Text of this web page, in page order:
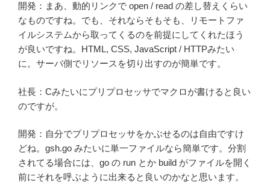
開発：まあ、動的リンクで open / read の差し替えくらい
なものですね。でも、それならそもそも、リモートファ
イルシステムから取ってくるのを前提にしてくれたほう
が良いですね。HTML, CSS, JavaScript / HTTPみたい
に。サーバ側でリソースを切り出すのが簡単です。
社長：Cみたいにプリプロセッサでマクロが書けると良い
のですが。
開発：自分でプリプロセッサをかぶせるのは自由ですけ
どね。gsh.go みたいに単一ファイルなら簡単です。分割
されてる場合には、go の run とか build がファイルを開く
前にそれを呼ぶように出来ると良いのかなと思います。